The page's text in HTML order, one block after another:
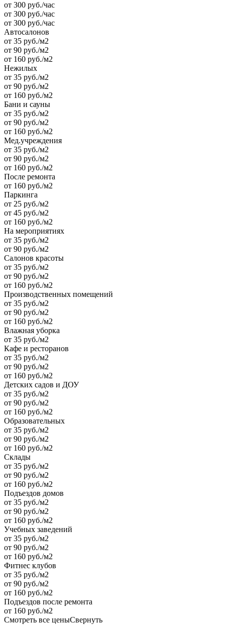
от 300 руб./час
от 300 руб./час
от 300 руб./час
Автосалонов
от 35 руб./м2
от 90 руб./м2
от 160 руб./м2
Нежилых
от 35 руб./м2
от 90 руб./м2
от 160 руб./м2
Бани и сауны
от 35 руб./м2
от 90 руб./м2
от 160 руб./м2
Мед.учреждения
от 35 руб./м2
от 90 руб./м2
от 160 руб./м2
После ремонта
от 160 руб./м2
Паркинга
от 25 руб./м2
от 45 руб./м2
от 160 руб./м2
На мероприятиях
от 35 руб./м2
от 90 руб./м2
Салонов красоты
от 35 руб./м2
от 90 руб./м2
от 160 руб./м2
Производственных помещений
от 35 руб./м2
от 90 руб./м2
от 160 руб./м2
Влажная уборка
от 35 руб./м2
Кафе и ресторанов
от 35 руб./м2
от 90 руб./м2
от 160 руб./м2
Детских садов и ДОУ
от 35 руб./м2
от 90 руб./м2
от 160 руб./м2
Образовательных
от 35 руб./м2
от 90 руб./м2
от 160 руб./м2
Склады
от 35 руб./м2
от 90 руб./м2
от 160 руб./м2
Подъездов домов
от 35 руб./м2
от 90 руб./м2
от 160 руб./м2
Учебных заведений
от 35 руб./м2
от 90 руб./м2
от 160 руб./м2
Фитнес клубов
от 35 руб./м2
от 90 руб./м2
от 160 руб./м2
Подъездов после ремонта
от 160 руб./м2
Смотреть все ценыСвернуть